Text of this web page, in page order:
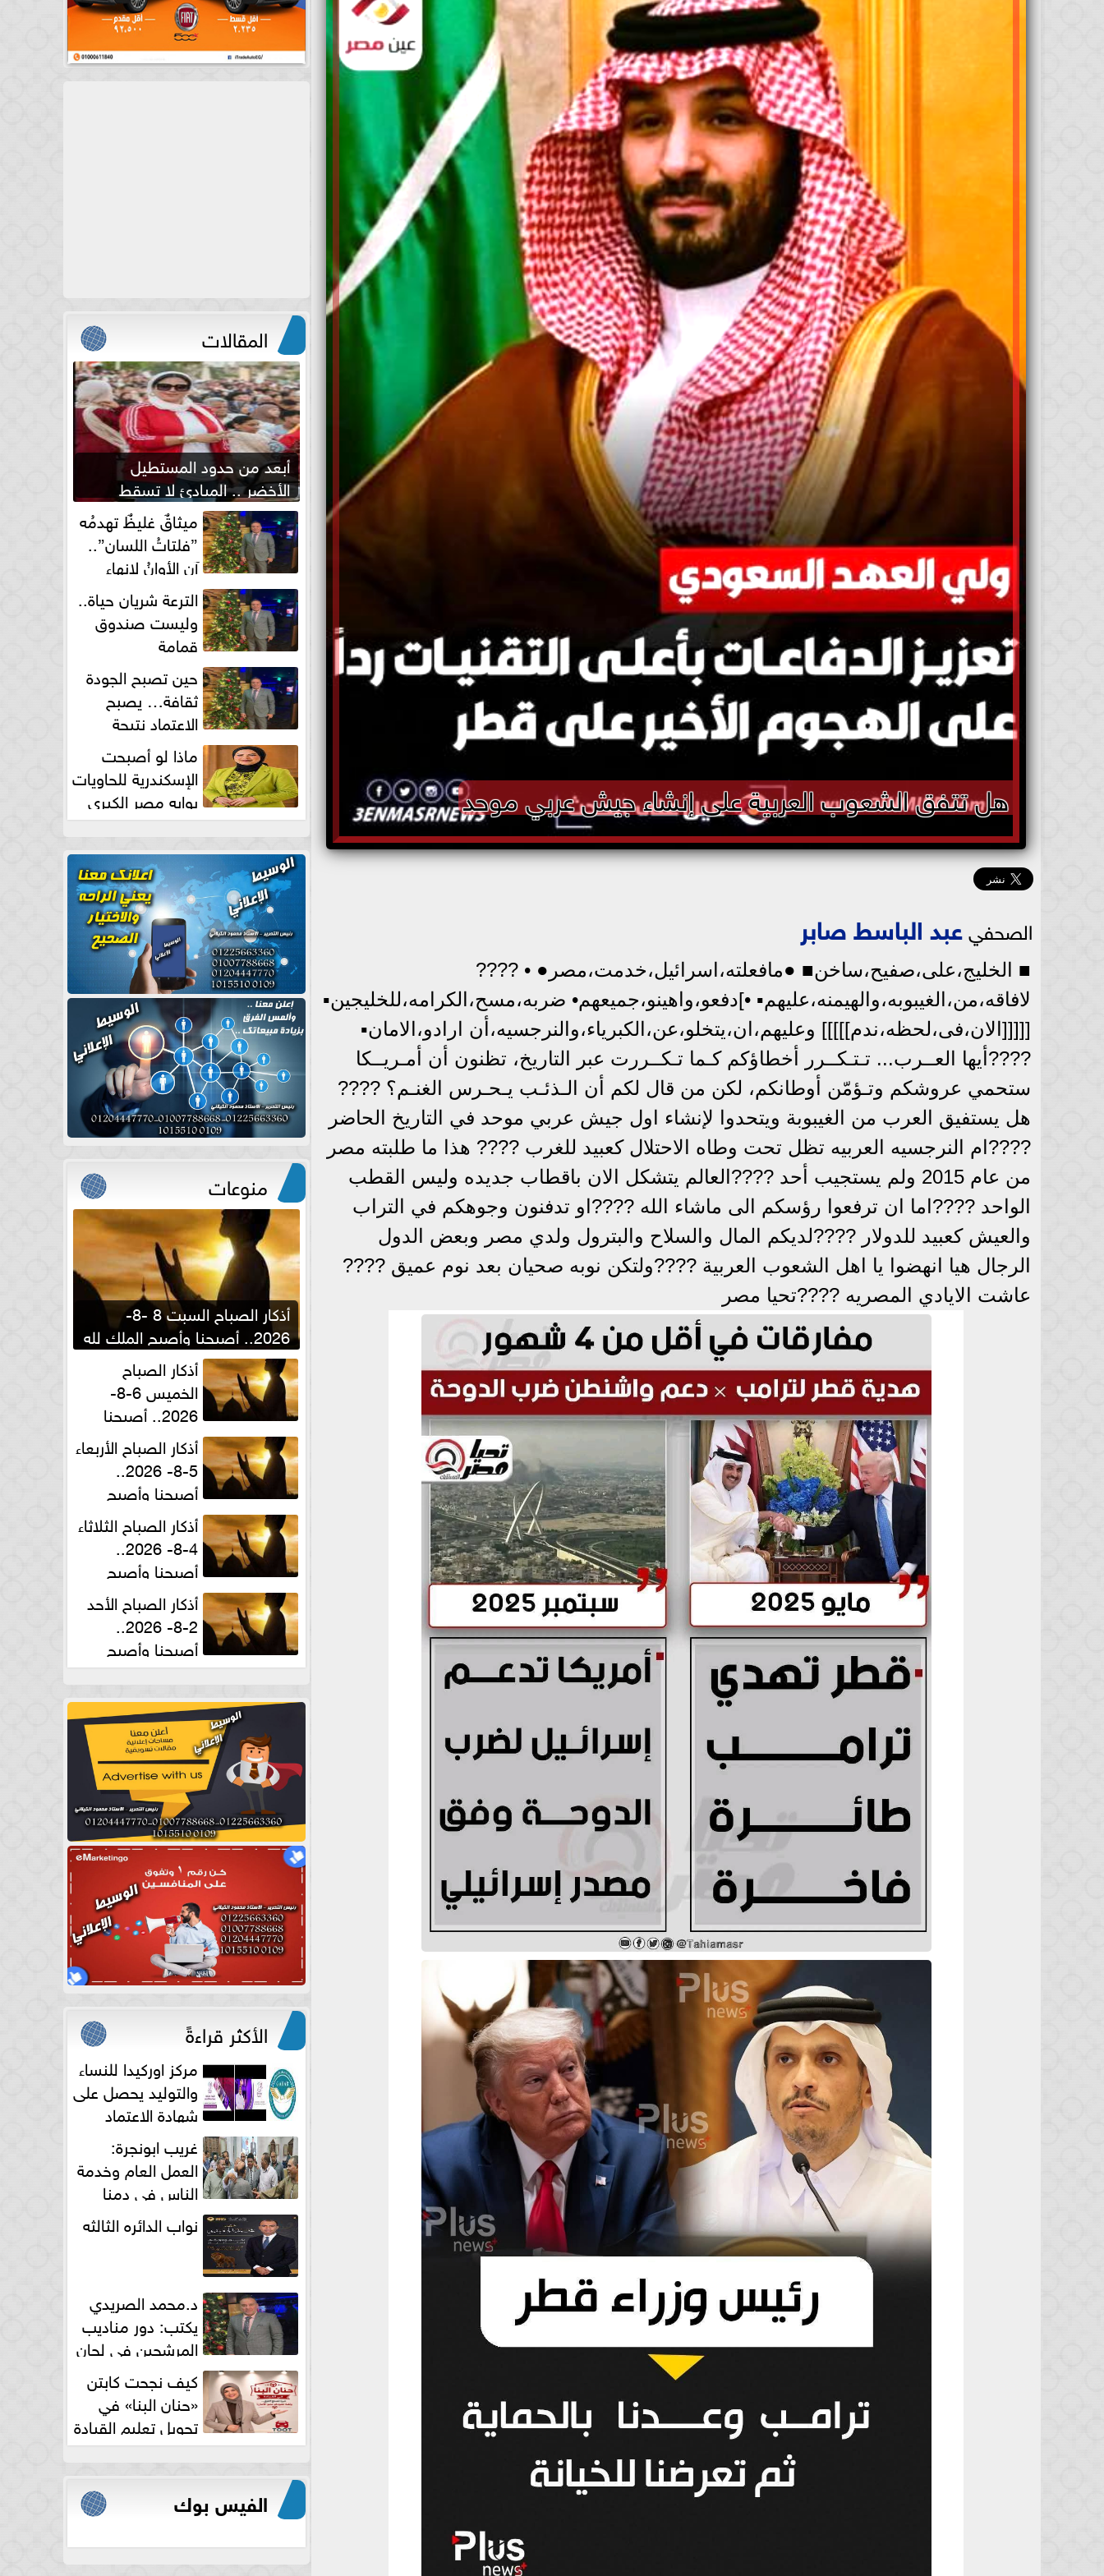
هل تتفق الشعوب العربية على إنشاء جيش عربي موحد
الصحفيعبد الباسط صابر
■ الخليج،على،صفيح،ساخن■ ●مافعلته،اسرائيل،خدمت،مصر● • ????
لافاقه،من،الغيبوبه،والهيمنه،عليهم▪︎ •]دفعو،واهينو،جميعهم• ضربه،مسح،الكرامه،للخليجين▪︎
[[[[[الان،فى،لحظه،ندم]]]]] وعليهم،ان،يتخلو،عن،الكبرياء،والنرجسيه،أن ارادو،الامان▪︎
????أيها العــرب... تـتـكــرر أخطاؤكم كـما تـكــررت عبر التاريخ، تظنون أن أمـريــكا
ستحمي عروشكم وتـؤمّن أوطانكم، لكن من قال لكم أن الـذئـب يـحـرس الغنـم؟ ????
هل يستفيق العرب من الغيبوبة ويتحدوا لإنشاء اول جيش عربي موحد في التاريخ الحاضر
????ام النرجسيه العربيه تظل تحت وطاه الاحتلال كعبيد للغرب ???? هذا ما طلبته مصر
من عام 2015 ولم يستجيب أحد ????العالم يتشكل الان باقطاب جديده وليس القطب
الواحد ????اما ان ترفعوا رؤسكم الى ماشاء الله ????او تدفنون وجوهكم في التراب
والعيش كعبيد للدولار ????لديكم المال والسلاح والبترول ولدي مصر وبعض الدول
الرجال هيا انهضوا يا اهل الشعوب العربية ????ولتكن نوبه صحيان بعد نوم عميق ????
عاشت الايادي المصريه ????تحيا مصر
المقالات
أبعد من حدود المستطيل
الأخضر .. المبادئ لا تسقط
بصفارة الحكم ميثاقٌ غليظٌ تهدمُه
”فلتاتُ اللسان”..
آن الأوانُ لإنهاءِ
فوضى الطلاق الشفهي!الترعة شريان حياة..
وليست صندوق
قمامة
حين تصبح الجودة
ثقافة… يصبح
الاعتماد نتيجة
طبيعية
ماذا لو أصبحت
الإسكندرية للحاويات
بوابه مصر الكبري
للتجارة العالمية بقلم د...
منوعات
أذكار الصباح السبت 8 -8-
2026.. أصبحنا وأصبح الملك لله
والحمد لله
أذكار الصباح
الخميس 6-8-
2026.. أصبحنا
وأصبح الملك لله والحمد لله
أذكار الصباح الأربعاء
5-8- 2026..
أصبحنا وأصبح
الملك لله والحمد للهأذكار الصباح الثلاثاء
4-8- 2026..
أصبحنا وأصبح
الملك لله والحمد للهأذكار الصباح الأحد
2-8- 2026..
أصبحنا وأصبح
الملك لله والحمد لله
الأكثر قراءةً
مركز اوركيدا للنساء
والتوليد يحصل على
شهادة الاعتماد
الكامل
غريب ابونجرة:
العمل العام وخدمة
الناس فى دمنا
نواب الدائره الثالثه
د.محمد الصريدي
يكتب: دور مناديب
المرشحين في لجان
الانتخابات
كيف نجحت كابتن
«حنان البنا» في
تحويل تعليم القيادة
النسائية من خوف...
الفيس بوك